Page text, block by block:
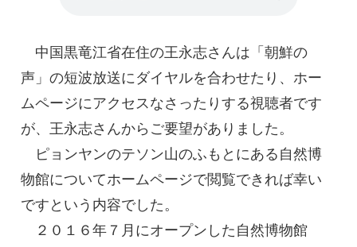
中国黒竜江省在住の王永志さんは「朝鮮の
声」の短波放送にダイヤルを合わせたり、ホー
ムページにアクセスなさったりする視聴者です
が、王永志さんからご要望がありました。
ピョンヤンのテソン山のふもとにある自然博
物館についてホームページで閲覧できれば幸い
ですという内容でした。
２０１６年７月にオープンした自然博物館